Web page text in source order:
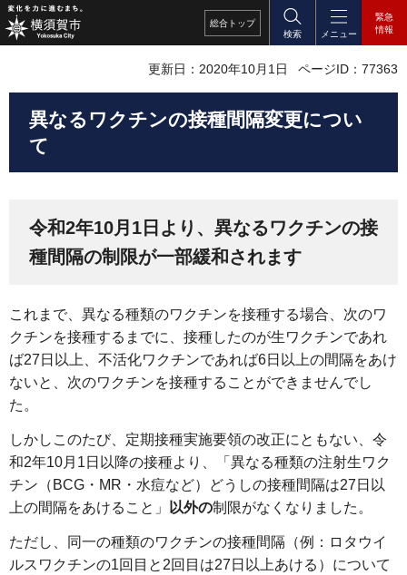
総合 トップ
検索
メニュー
緊急
情報
更新日：2020年10月1日 ページID：77363
異なるワクチンの接種間隔変更につい
て
令和2年10月1日より、異なるワクチンの接
種間隔の制限が一部緩和されます
これまで、異なる種類のワクチンを接種する場合、次のワ
クチンを接種するまでに、接種したのが生ワクチンであれ
ば27日以上、不活化ワクチンであれば6日以上の間隔をあけ
ないと、次のワクチンを接種することができませんでし
た。
しかしこのたび、定期接種実施要領の改正にともない、令
和2年10月1日以降の接種より、「異なる種類の注射生ワク
チン（BCG・MR・水痘など）どうしの接種間隔は27日以
上の間隔をあけること」
以外の制限がなくなりました。
ただし、同一の種類のワクチンの接種間隔（例：ロタウイ
ルスワクチンの1回目と2回目は27日以上あける）について